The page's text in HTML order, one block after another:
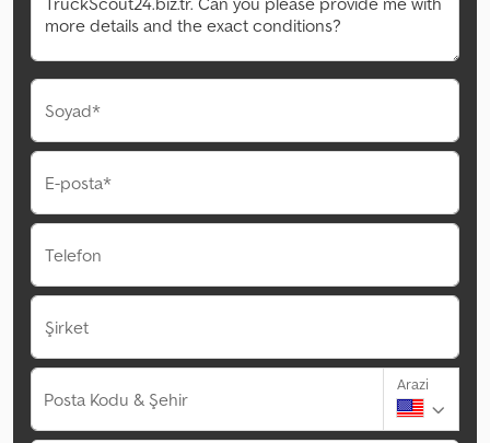
Soyad*
E-posta*
Telefon
Şirket
Posta Kodu & Şehir
Arazi